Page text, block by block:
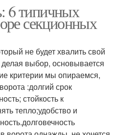
6 типичных
секционных
не будет хвалить свой
выбор, основывается
критерии мы опираемся,
:долгий срок
стойкость к
тепло;удобство и